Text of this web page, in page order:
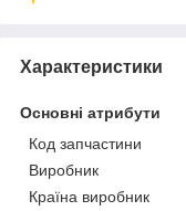
Характеристики
Основні атрибути
Код запчастини
Виробник
Країна виробник